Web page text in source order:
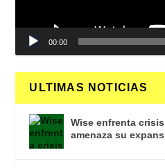
00:00
ULTIMAS NOTICIAS
Wise enfrenta
amenaza su